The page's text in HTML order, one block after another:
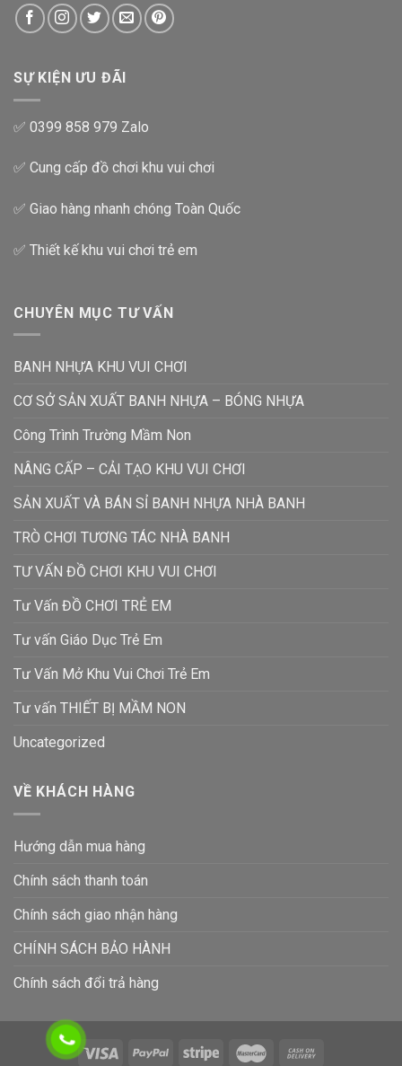
SỰ KIỆN ƯU ĐÃI
✅ 0399 858 979 Zalo
✅ Cung cấp đồ chơi khu vui chơi
✅ Giao hàng nhanh chóng Toàn Quốc
✅ Thiết kế khu vui chơi trẻ em
CHUYÊN MỤC TƯ VẤN
BANH NHỰA KHU VUI CHƠI
CƠ SỞ SẢN XUẤT BANH NHỰA – BÓNG NHỰA
Công Trình Trường Mầm Non
NÂNG CẤP – CẢI TẠO KHU VUI CHƠI
SẢN XUẤT VÀ BÁN SỈ BANH NHỰA NHÀ BANH
TRÒ CHƠI TƯƠNG TÁC NHÀ BANH
TƯ VẤN ĐỒ CHƠI KHU VUI CHƠI
Tư Vấn ĐỒ CHƠI TRẺ EM
Tư vấn Giáo Dục Trẻ Em
Tư Vấn Mở Khu Vui Chơi Trẻ Em
Tư vấn THIẾT BỊ MẦM NON
Uncategorized
VỀ KHÁCH HÀNG
Hướng dẫn mua hàng
Chính sách thanh toán
Chính sách giao nhận hàng
CHÍNH SÁCH BẢO HÀNH
Chính sách đổi trả hàng